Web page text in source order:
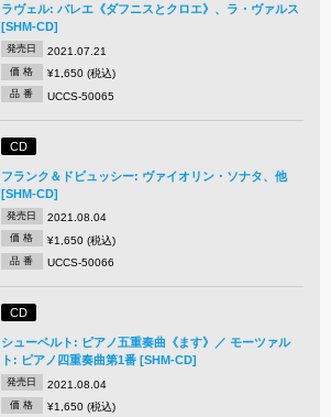
ラヴェル: バレエ《ダフニスとクロエ》、ラ・ヴァルス
[SHM-CD]
発売日 2021.07.21
価 格 ¥1,650 (税込)
品 番 UCCS-50065
CD
フランク＆ドビュッシー: ヴァイオリン・ソナタ、他
[SHM-CD]
発売日 2021.08.04
価 格 ¥1,650 (税込)
品 番 UCCS-50066
CD
シューベルト: ピアノ五重奏曲《ます》／ モーツァル
ト: ピアノ四重奏曲第1番 [SHM-CD]
発売日 2021.08.04
価 格 ¥1,650 (税込)